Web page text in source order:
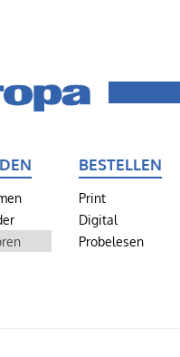
BESTELLEN
Print
Digital
Probelesen